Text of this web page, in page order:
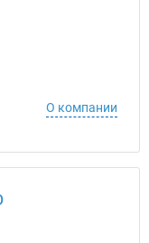
О компании